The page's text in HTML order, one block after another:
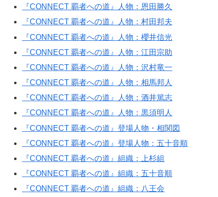
『CONNECT 覇者への道』人物：恩田勝久
『CONNECT 覇者への道』人物：村田邦夫
『CONNECT 覇者への道』人物：櫻井信光
『CONNECT 覇者への道』人物：江田宗助
『CONNECT 覇者への道』人物：沢村竜一
『CONNECT 覇者への道』人物：相馬邦人
『CONNECT 覇者への道』人物：酒井篤志
『CONNECT 覇者への道』人物：黒須明人
『CONNECT 覇者への道』登場人物・相関図
『CONNECT 覇者への道』登場人物：五十音順
『CONNECT 覇者への道』組織：上杉組
『CONNECT 覇者への道』組織：五十音順
『CONNECT 覇者への道』組織：八王会